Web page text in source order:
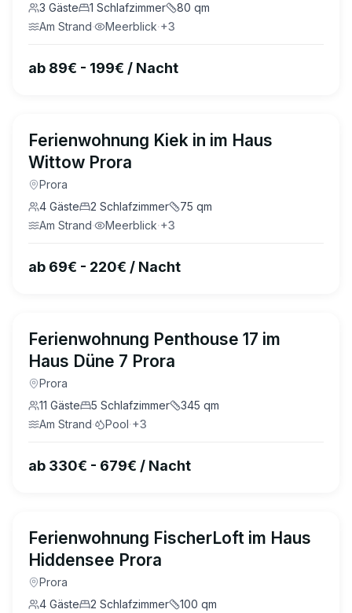
3 Gäste 1 Schlafzimmer 80 qm
Am Strand· Meerblick·+3
ab 89€ - 199€ / Nacht
Ferienwohnung Kiek in im Haus
Wittow Prora
Prora
4 Gäste 2 Schlafzimmer 75 qm
Am Strand· Meerblick·+3
ab 69€ - 220€ / Nacht
Ferienwohnung Penthouse 17 im
Haus Düne 7 Prora
Prora
11 Gäste 5 Schlafzimmer 345 qm
Am Strand· Pool·+3
ab 330€ - 679€ / Nacht
Ferienwohnung FischerLoft im Haus
Hiddensee Prora
Prora
4 Gäste 2 Schlafzimmer 100 qm